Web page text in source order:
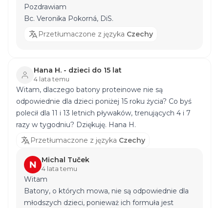
Pozdrawiam
Bc. Veronika Pokorná, DiS.
Przetłumaczone z języka Czechy
Hana H. - dzieci do 15 lat
4 lata temu
Witam, dlaczego batony proteinowe nie są
odpowiednie dla dzieci poniżej 15 roku życia? Co byś
polecił dla 11 i 13 letnich pływaków, trenujących 4 i 7
razy w tygodniu? Dziękuję. Hana H.
Przetłumaczone z języka Czechy
Michal Tuček
4 lata temu
Witam
Batony, o których mowa, nie są odpowiednie dla
młodszych dzieci, ponieważ ich formuła jest